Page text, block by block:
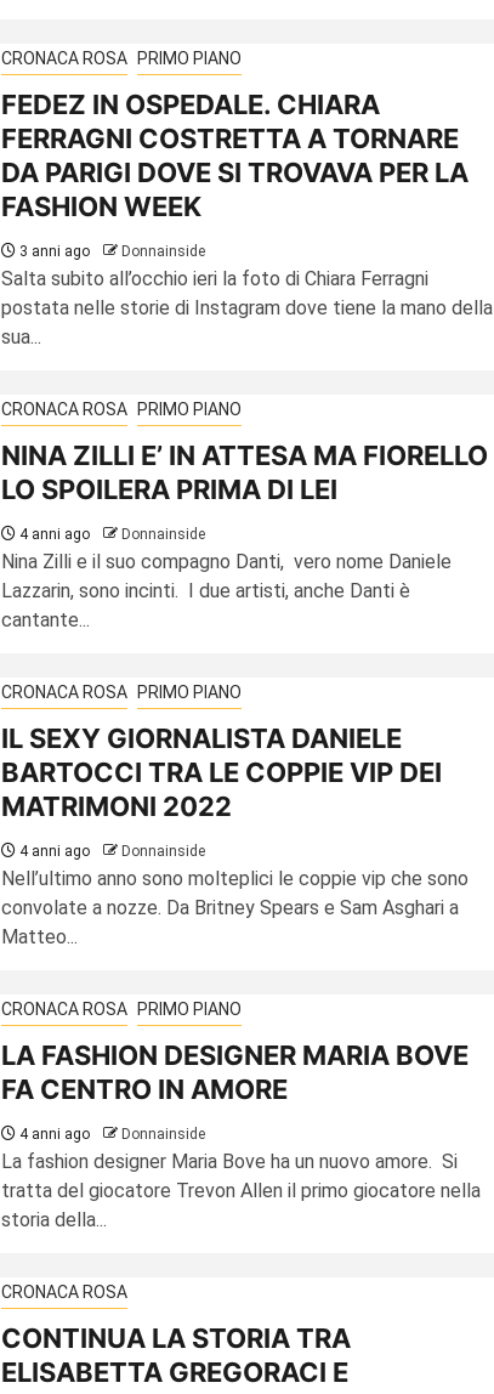
CRONACA ROSA PRIMO PIANO
FEDEZ IN OSPEDALE. CHIARA
FERRAGNI COSTRETTA A TORNARE
DA PARIGI DOVE SI TROVAVA PER LA
FASHION WEEK
3 anni ago Donnainside
Salta subito all’occhio ieri la foto di Chiara Ferragni
postata nelle storie di Instagram dove tiene la mano della
sua...
CRONACA ROSA PRIMO PIANO
NINA ZILLI E’ IN ATTESA MA FIORELLO
LO SPOILERA PRIMA DI LEI
4 anni ago Donnainside
Nina Zilli e il suo compagno Danti, vero nome Daniele
Lazzarin, sono incinti. I due artisti, anche Danti è
cantante...
CRONACA ROSA PRIMO PIANO
IL SEXY GIORNALISTA DANIELE
BARTOCCI TRA LE COPPIE VIP DEI
MATRIMONI 2022
4 anni ago Donnainside
Nell’ultimo anno sono molteplici le coppie vip che sono
convolate a nozze. Da Britney Spears e Sam Asghari a
Matteo...
CRONACA ROSA PRIMO PIANO
LA FASHION DESIGNER MARIA BOVE
FA CENTRO IN AMORE
4 anni ago Donnainside
La fashion designer Maria Bove ha un nuovo amore. Si
tratta del giocatore Trevon Allen il primo giocatore nella
storia della...
CRONACA ROSA
CONTINUA LA STORIA TRA
ELISABETTA GREGORACI E